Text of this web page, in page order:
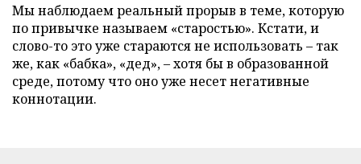
Мы наблюдаем реальный прорыв в теме, которую
по привычке называем «старостью». Кстати, и
слово-то это уже стараются не использовать – так
же, как «бабка», «дед», – хотя бы в образованной
среде, потому что оно уже несет негативные
коннотации.